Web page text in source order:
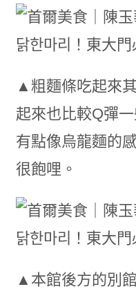
▲粗麵條吃起來
起來也比較Q彈
有點像烏龍麵的
很飽哩。
▲本館後方的別